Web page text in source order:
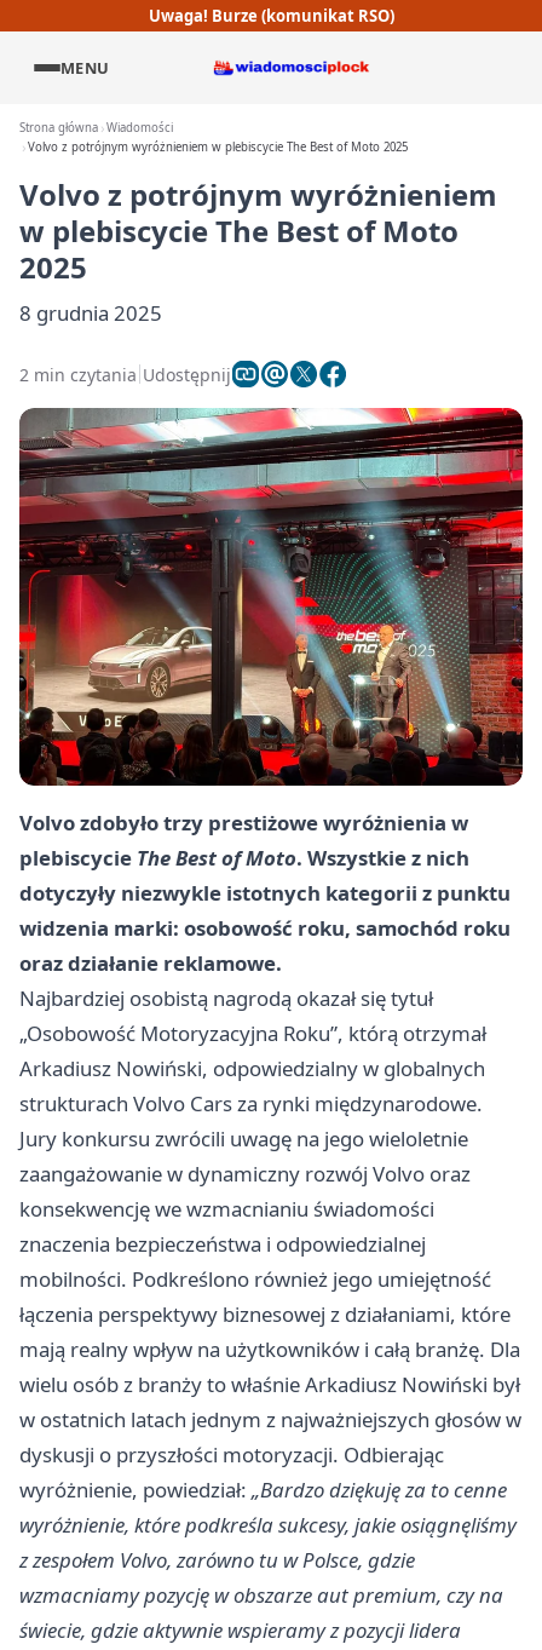
Uwaga! Burze (komunikat RSO)
MENU
Strona główna Wiadomości
Volvo z potrójnym wyróżnieniem w plebiscycie The Best of Moto 2025
Volvo z potrójnym wyróżnieniem
w plebiscycie The Best of Moto
2025
8 grudnia 2025
2 min czytania Udostępnij
Volvo zdobyło trzy prestiżowe wyróżnienia w
plebiscycie The Best of Moto. Wszystkie z nich
dotyczyły niezwykle istotnych kategorii z punktu
widzenia marki: osobowość roku, samochód roku
oraz działanie reklamowe.
Najbardziej osobistą nagrodą okazał się tytuł
„Osobowość Motoryzacyjna Roku”, którą otrzymał
Arkadiusz Nowiński, odpowiedzialny w globalnych
strukturach Volvo Cars za rynki międzynarodowe.
Jury konkursu zwrócili uwagę na jego wieloletnie
zaangażowanie w dynamiczny rozwój Volvo oraz
konsekwencję we wzmacnianiu świadomości
znaczenia bezpieczeństwa i odpowiedzialnej
mobilności. Podkreślono również jego umiejętność
łączenia perspektywy biznesowej z działaniami, które
mają realny wpływ na użytkowników i całą branżę. Dla
wielu osób z branży to właśnie Arkadiusz Nowiński był
w ostatnich latach jednym z najważniejszych głosów w
dyskusji o przyszłości motoryzacji. Odbierając
wyróżnienie, powiedział: „Bardzo dziękuję za to cenne
wyróżnienie, które podkreśla sukcesy, jakie osiągnęliśmy
z zespołem Volvo, zarówno tu w Polsce, gdzie
wzmacniamy pozycję w obszarze aut premium, czy na
świecie, gdzie aktywnie wspieramy z pozycji lidera